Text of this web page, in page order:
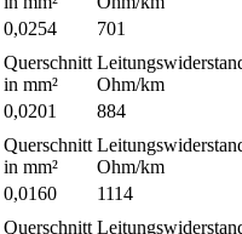
0,0254 701
Querschnitt
in mm²
Ohm/km
0,0201 884
Querschnitt
in mm²
Ohm/km
0,0160 1114
Querschnitt